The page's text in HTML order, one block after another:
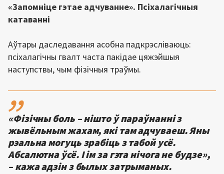
«Запомніце гэтае адчуванне». Псіхалагічныя
катаванні
Аўтары даследавання асобна падкрэсліваюць:
псіхалагічны гвалт часта пакідае цяжэйшыя
наступствы, чым фізічныя траўмы.
,,
«Фізічны боль – нішто ў параўнанні з
жывёльным жахам, які там адчуваеш. Яны
рэальна могуць зрабіць з табой усё.
Абсалютна ўсё. І ім за гэта нічога не будзе»,
– кажа адзін з былых затрыманых.